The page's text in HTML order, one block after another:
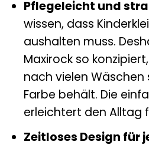
Pflegeleicht und
wissen, dass
aushalten muss.
Maxirock so
nach vielen Wäschen
Farbe behält. Die
erleichtert den Alltag
Zeitloses Design für